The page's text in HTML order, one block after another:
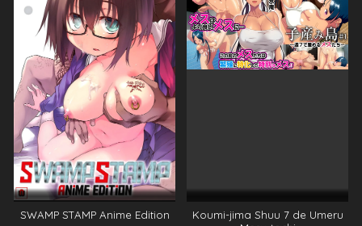
SWAMP STAMP Anime Edition
Koumi-jima Shuu 7 de Umeru